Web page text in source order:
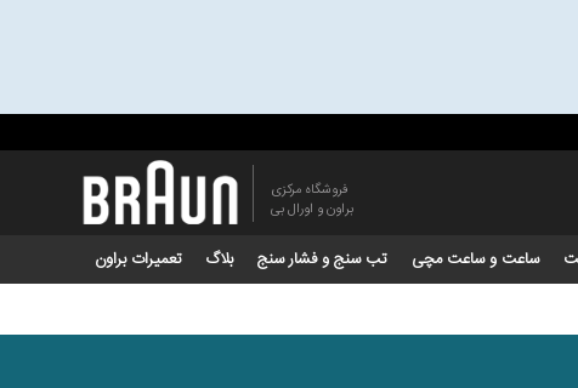
فروشگاه مرکزی
براون و اورال بی
ساعت و ساعت مچی تب سنج و فشار سنج بلاگ
تعمیرات براون